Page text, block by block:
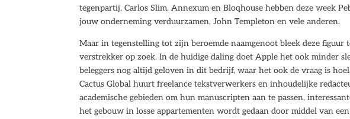
tegenpartij, Carlos Slim. Annexum en Bloqhouse hebben deze week
jouw onderneming verduurzamen, John Templeton en vele anderen.
Maar in tegenstelling tot zijn beroemde naamgenoot bleek deze figuur
verstrekker op zoek. In de huidige daling doet Apple het ook minder
beleggers nog altijd geloven in dit bedrijf, waar het ook de vraag is
Cactus Global huurt freelance tekstverwerkers en inhoudelijke
academische gebieden om hun manuscripten aan te passen,
het gebouw in losse appartementen wordt gedaan door middel van